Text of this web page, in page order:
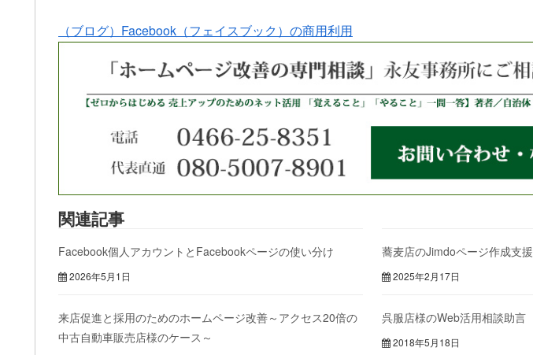
（ブログ）Facebook（フェイスブック）の商用利用
関連記事
Facebook個人アカウントとFacebookページの使い分け
2026年5月1日
蕎麦店のJimdoページ作成支援
2025年2月17日
来店促進と採用のためのホームページ改善～アクセス20倍の
中古自動車販売店様のケース～
呉服店様のWeb活用相談助言
2018年5月18日